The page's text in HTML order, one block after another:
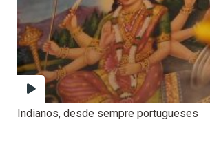
Indianos, desde sempre portugueses